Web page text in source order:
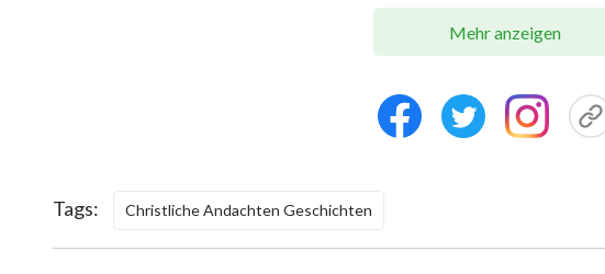
die Philister wider ihr Heer auch gerüstet. Da ließ
Hüter des Gerätes und lief zum Heer und ging hinein
noch mit ihnen redete, siehe, da trat herauf der Riese
Gath, aus der Philister Heer und redete wie vorhin, und
Mehr anzeigen
Tags: Christliche Andachten Geschichten